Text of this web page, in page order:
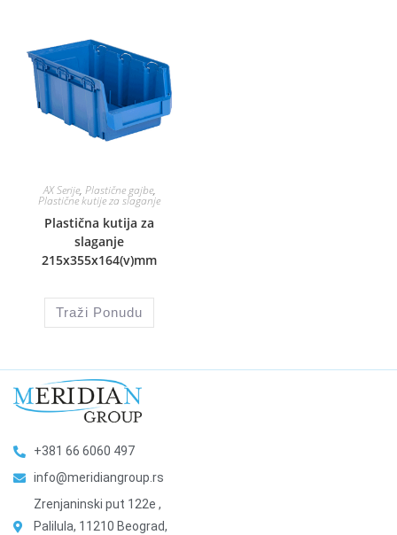
AX Serije, Plastične gajbe,
Plastične kutije za slaganje
Plastična kutija za
slaganje
215x355x164(v)mm
Traži Ponudu
+381 66 6060 497
info@meridiangroup.rs
Zrenjaninski put 122e ,
Palilula, 11210 Beograd,